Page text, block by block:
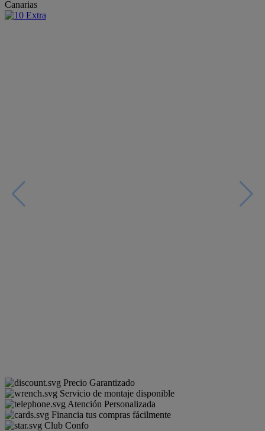
Canarias
Precio Garantizado
Servicio de montaje disponible
Atención Personalizada
Financia tus compras fácilmente
Club Confo